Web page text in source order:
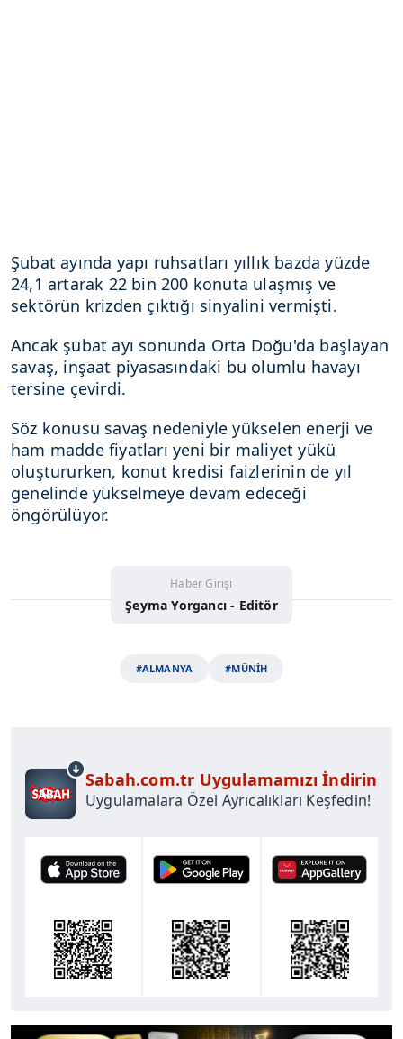
Şubat ayında yapı ruhsatları yıllık bazda yüzde
24,1 artarak 22 bin 200 konuta ulaşmış ve
sektörün krizden çıktığı sinyalini vermişti.
Ancak şubat ayı sonunda Orta Doğu'da başlayan
savaş, inşaat piyasasındaki bu olumlu havayı
tersine çevirdi.
Söz konusu savaş nedeniyle yükselen enerji ve
ham madde fiyatları yeni bir maliyet yükü
oluştururken, konut kredisi faizlerinin de yıl
genelinde yükselmeye devam edeceği
öngörülüyor.
Haber Girişi
Şeyma Yorgancı - Editör
#ALMANYA #MÜNİH
Sabah.com.tr Uygulamamızı İndirin
Uygulamalara Özel Ayrıcalıkları Keşfedin!